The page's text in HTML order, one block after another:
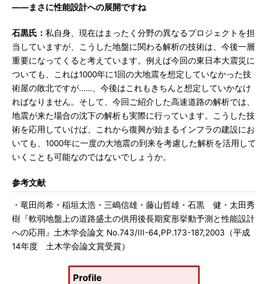
――まさに性能設計への展開ですね
石黒氏： 私自身、現在はまったく分野の異なるプロジェクトを担
当していますが、こうした地盤に関わる解析の技術は、今後一層
重要になってくると考えています。例えば今回の東日本大震災に
ついても、これは1000年に1回の大地震を想定していなかった技
術屋の敗北ですが……、今後はこれもきちんと想定していかなけ
ればなりません。そして、今回ご紹介した高速道路の解析では、
地震が来た場合の沈下の解析も実際に行っています。こうした技
術を応用していけば、これから復興が始まるインフラの建設にお
いても、1000年に一度の大地震の到来を考慮した解析を活用して
いくことも可能なのではないでしょうか。
参考文献
・竜田尚希・稲垣太浩・三嶋信雄・藤山哲雄・石黒 健・太田秀
樹『軟弱地盤上の道路盛土の供用後長期変形挙動予測と性能設計
への応用』土木学会論文 No.743/III-64,PP.173-187,2003（平成
14年度 土木学会論文賞受賞）
Profile